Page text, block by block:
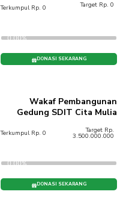
Terkumpul Rp. 0 Target Rp. 0
0.00%
DONASI SEKARANG
Wakaf Pembangunan
Gedung SDIT Cita Mulia
Terkumpul Rp. 0 Target Rp.
3.500.000.000
0.00%
DONASI SEKARANG